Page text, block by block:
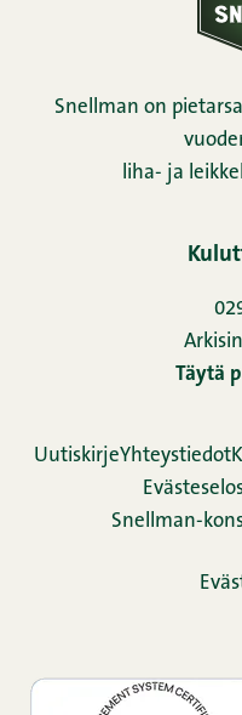
Snellman on
liha- ja
Täytä
UutiskirjeYhteystiedot
Snellman-